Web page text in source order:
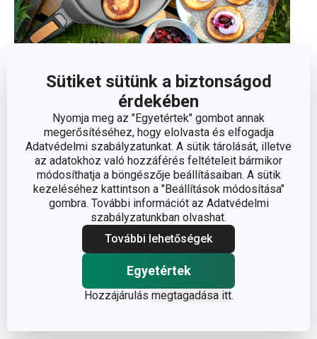
Sütiket sütünk a biztonságod
érdekében
Nyomja meg az "Egyetértek" gombot annak
megerősítéséhez, hogy elolvasta és elfogadja
Adatvédelmi szabályzatunkat. A sütik tárolását, illetve
az adatokhoz való hozzáférés feltételeit bármikor
módosíthatja a böngészője beállításaiban. A sütik
kezeléséhez kattintson a "Beállítások módosítása"
gombra. További információt az Adatvédelmi
szabályzatunkban olvashat.
További lehetőségek
Egyetértek
Hozzájárulás megtagadása itt.
Főzz a nyaralás alatt is maximális
Tematikus hetek 2026. 06. 23.
Fasírt forrólevegős fritőzben